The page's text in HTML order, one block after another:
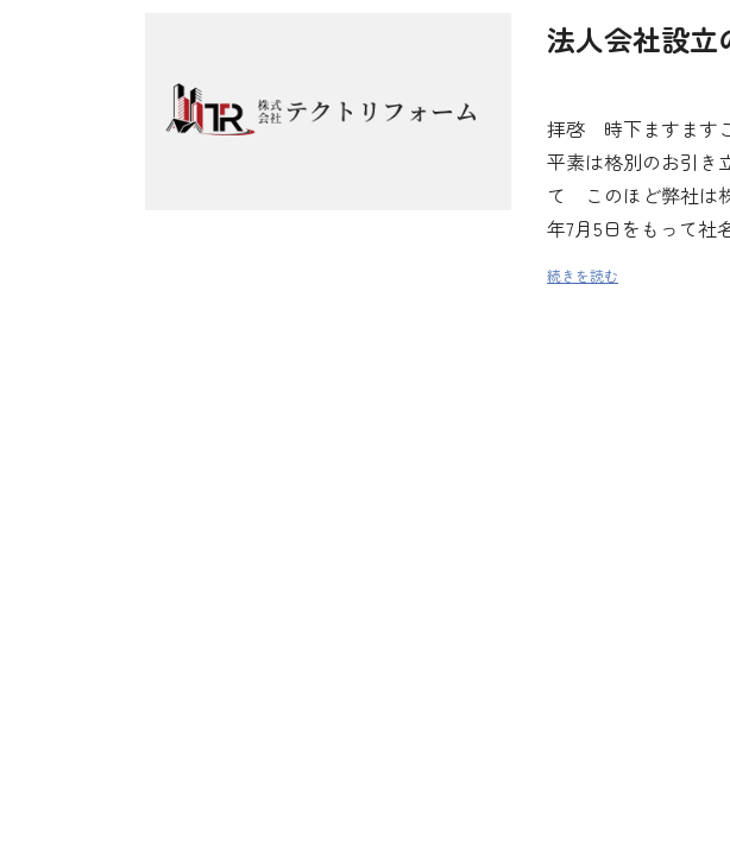
法人会社設立
拝啓 時下ますます
平素は格別のお引き
て このほど弊社は
年7月5日をもって社
続きを読む